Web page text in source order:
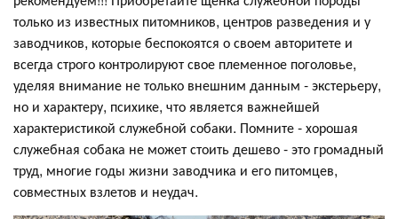
только из известных питомников, центров разведения и у
заводчиков, которые беспокоятся о своем авторитете и
всегда строго контролируют свое племенное поголовье,
уделяя внимание не только внешним данным - экстерьеру,
но и характеру, психике, что является важнейшей
характеристикой служебной собаки. Помните - хорошая
служебная собака не может стоить дешево - это громадный
труд, многие годы жизни заводчика и его питомцев,
совместных взлетов и неудач.